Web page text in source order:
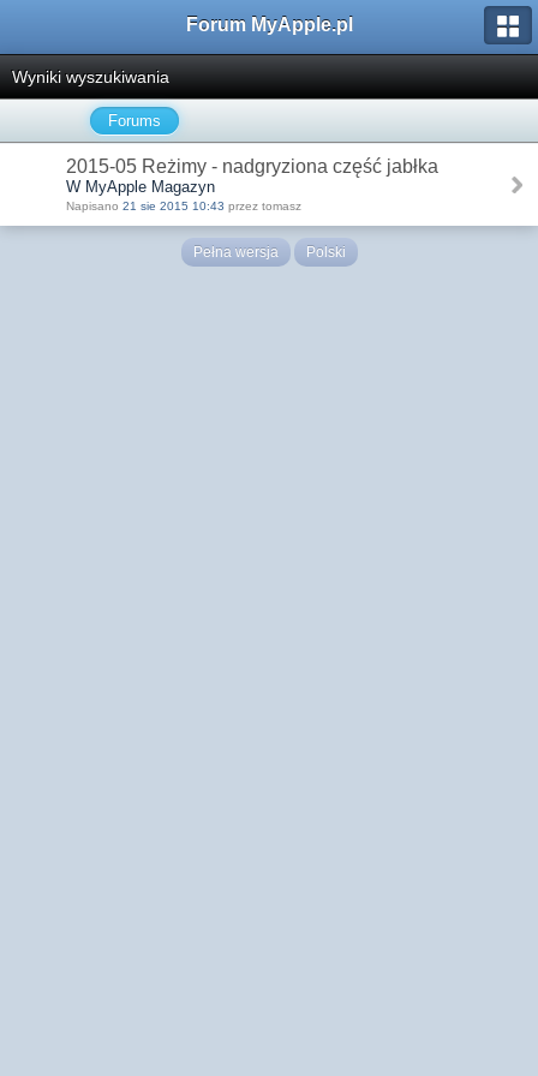
Forum MyApple.pl
Wyniki wyszukiwania
Forums
2015-05 Reżimy - nadgryziona część jabłka
W MyApple Magazyn
Napisano 21 sie 2015 10:43 przez tomasz
Pełna wersja Polski